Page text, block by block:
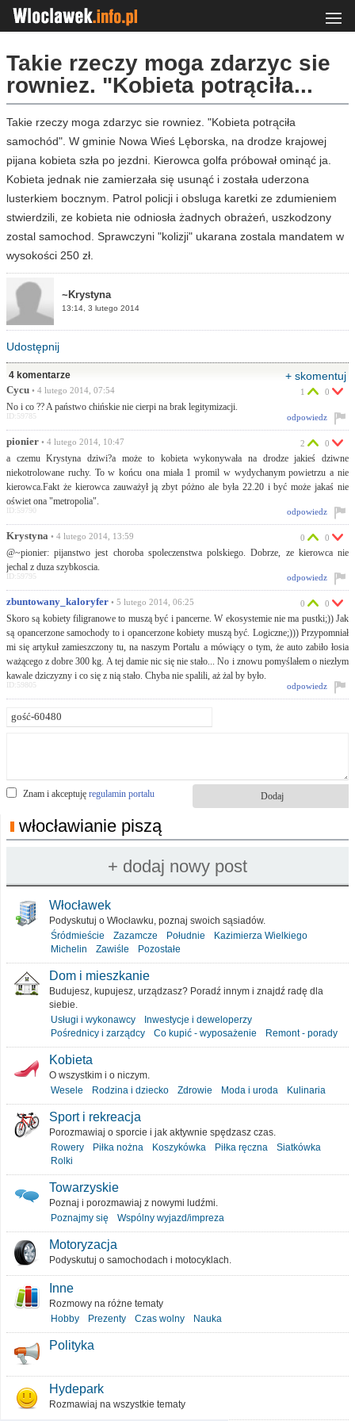
Takie rzeczy moga zdarzyc sie
rowniez. "Kobieta potrąciła...
Takie rzeczy moga zdarzyc sie rowniez. "Kobieta potrąciła
samochód". W gminie Nowa Wieś Lęborska, na drodze krajowej
pijana kobieta szła po jezdni. Kierowca golfa próbował ominąć ja.
Kobieta jednak nie zamierzała się usunąć i została uderzona
lusterkiem bocznym. Patrol policji i obsluga karetki ze zdumieniem
stwierdzili, ze kobieta nie odniosła żadnych obrażeń, uszkodzony
zostal samochod. Sprawczyni "kolizji" ukarana zostala mandatem w
wysokości 250 zł.
~Krystyna
13:14, 3 lutego 2014
Udostępnij
4 komentarze + skomentuj
Cycu • 4 lutego 2014, 07:54
No i co ?? A państwo chińskie nie cierpi na brak legitymizacji.
1 0
odpowiedz
ID:59785
pionier • 4 lutego 2014, 10:47
a czemu Krystyna dziwi?a może to kobieta wykonywała na drodze jakieś dziwne
niekotrolowane ruchy. To w końcu ona miała 1 promil w wydychanym powietrzu a nie
kierowca.Fakt że kierowca zauważył ją zbyt póżno ale była 22.20 i być może jakaś nie
oświet ona "metropolia".
2 0
odpowiedz
ID:59790
Krystyna • 4 lutego 2014, 13:59
@~pionier: pijanstwo jest choroba spoleczenstwa polskiego. Dobrze, ze kierowca nie
jechal z duza szybkoscia.
0 0
odpowiedz
ID:59795
zbuntowany_kaloryfer • 5 lutego 2014, 06:25
Skoro są kobiety filigranowe to muszą być i pancerne. W ekosystemie nie ma pustki;)) Jak
są opancerzone samochody to i opancerzone kobiety muszą być. Logiczne;))) Przypomniał
mi się artykuł zamieszczony tu, na naszym Portalu a mówiący o tym, że auto zabiło łosia
ważącego z dobre 300 kg. A tej damie nic się nie stało... No i znowu pomyślałem o niezłym
kawale dziczyzny i co się z nią stało. Chyba nie spalili, aż żal by było.
0 0
odpowiedz
ID:59805
Znam i akceptuję regulamin portalu
włocławianie piszą
Włocławek
Podyskutuj o Włocławku, poznaj swoich sąsiadów.
Śródmieście
Zazamcze Południe
Kazimierza Wielkiego
Michelin
Zawiśle Pozostałe
Dom i mieszkanie
Budujesz, kupujesz, urządzasz? Poradź innym i znajdź radę dla
siebie.
Usługi i wykonawcy
Inwestycje i deweloperzy
Pośrednicy i zarządcy
Co kupić - wyposażenie Remont - porady
Kobieta
O wszystkim i o niczym.
Wesele
Rodzina i dziecko Zdrowie Moda i uroda Kulinaria
Sport i rekreacja
Porozmawiaj o sporcie i jak aktywnie spędzasz czas.
Rowery
Piłka nożna Koszykówka Piłka ręczna
Siatkówka
Rolki
Towarzyskie
Poznaj i porozmawiaj z nowymi ludźmi.
Poznajmy się
Wspólny wyjazd/impreza
Motoryzacja
Podyskutuj o samochodach i motocyklach.
Inne
Rozmowy na różne tematy
Hobby
Prezenty Czas wolny Nauka
Polityka
Hydepark
Rozmawiaj na wszystkie tematy